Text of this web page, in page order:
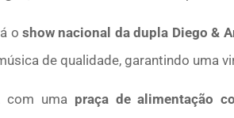
o show nacional da dupla Diego &
de qualidade, garantindo uma
com uma praça de alimentação